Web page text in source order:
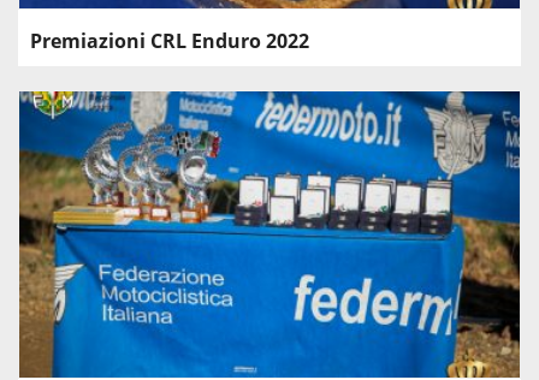
Premiazioni CRL Enduro 2022